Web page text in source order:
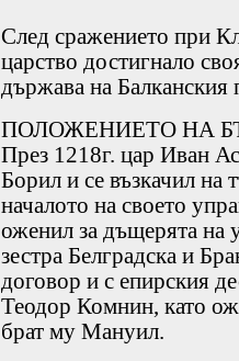
След сражението при
царство достигнало
държава на Балканския
ПОЛОЖЕНИЕТО НА
През 1218г. цар Иван
Борил и се възкачил на
началото на своето
оженил за дъщерята на
зестра Белградска и
договор и с епирския
Теодор Комнин, като
брат му Мануил.